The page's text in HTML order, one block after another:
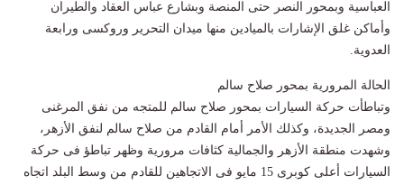
العباسية وبمحور النصر حتى المنصة وبشارع عباس العقاد والطيران
وأماكن غلق الإشارات بالميادين منها ميدان التحرير وروكسى ورابعة
العدوية.
الحالة المرورية بمحور صلاح سالم
وتباطأت حركة السيارات بمحور صلاح سالم للمتجه من نفق المرغنى
ومصر الجديدة، وكذلك الأمر أمام القادم من صلاح سالم لنفق الأزهر،
وشهدت منطقة الأزهر والجمالية كثافات مرورية وظهر تباطؤ فى حركة
السيارات أعلى كوبرى 15 مايو فى الاتجاهين للقادم من وسط البلد اتجاه